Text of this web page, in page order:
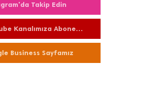
Takip Edin
Kanalımıza Abone
Business Sayfamız